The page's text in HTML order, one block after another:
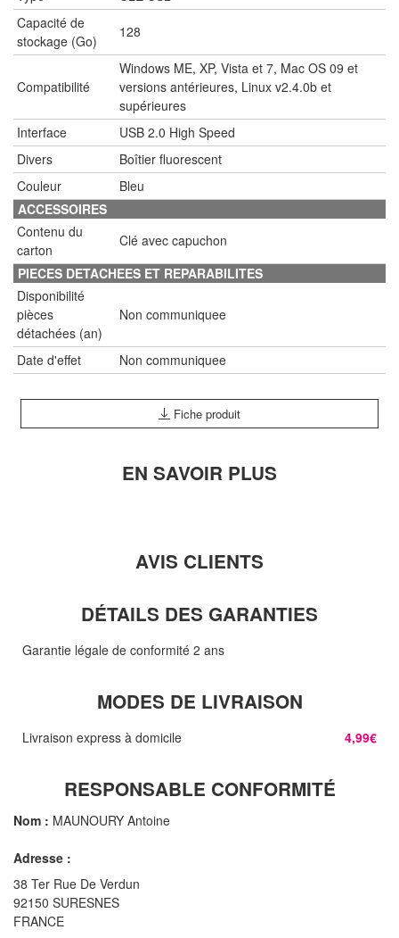
Capacité de
stockage (Go)
128
Compatibilité
Windows ME, XP, Vista et 7, Mac OS 09 et
versions antérieures, Linux v2.4.0b et
supérieures
Interface
USB 2.0 High Speed
Divers
Boîtier fluorescent
Couleur
Bleu
ACCESSOIRES
Contenu du
carton
Clé avec capuchon
PIECES DETACHEES ET REPARABILITES
Disponibilité
pièces
détachées (an)
Non communiquee
Date d'effet Non communiquee
Fiche produit
EN SAVOIR PLUS
AVIS CLIENTS
DÉTAILS DES GARANTIES
Garantie légale de conformité 2 ans
MODES DE LIVRAISON
Livraison express à domicile 4,99€
RESPONSABLE CONFORMITÉ
Nom : MAUNOURY Antoine
Adresse :
38 Ter Rue De Verdun
92150 SURESNES
FRANCE